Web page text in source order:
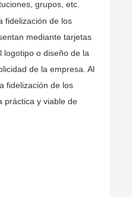
grupos, etc.
fidelización de los
mediante tarjetas
o diseño de la
de la empresa. Al
fidelización de los
práctica y viable de